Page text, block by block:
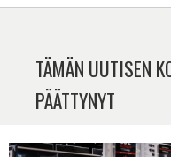
TÄMÄN UUTISEN
PÄÄTTYNYT